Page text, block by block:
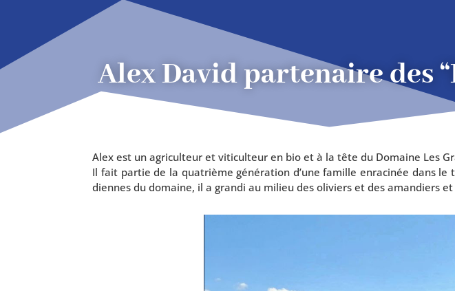
Alex David partenaire des
Alex est un agri­cul­teur et viti­cul­teur en bio et à la tête du Domaine Les
Il fait par­tie de la qua­trième géné­ra­tion d’une famille enra­ci­née dans
diennes du domaine, il a gran­di au milieu des oli­viers et des aman­diers